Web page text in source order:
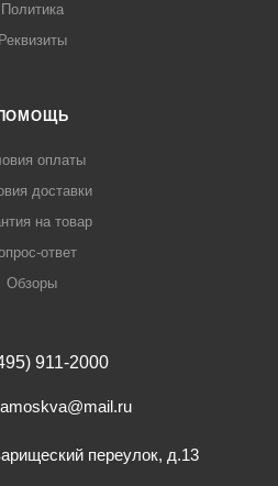
Политика
Реквизиты
оплаты
доставки
на товар
ответ
Обзоры
911-2000
переулок, д.13